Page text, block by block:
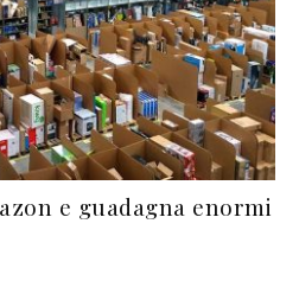
e guadagna enormi